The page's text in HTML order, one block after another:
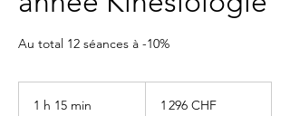
Au total 12 séances à -10%
1 h 15 min
suisses
1 296 CHF